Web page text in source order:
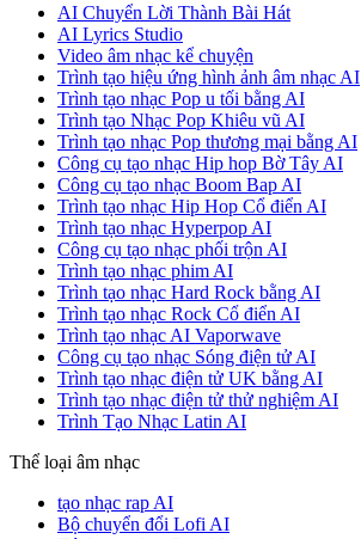
AI Chuyển Lời Thành Bài Hát
AI Lyrics Studio
Video âm nhạc kể chuyện
Trình tạo hiệu ứng hình ảnh âm nhạc AI
Trình tạo nhạc Pop u tối bằng AI
Trình tạo Nhạc Pop Khiêu vũ AI
Trình tạo nhạc Pop thương mại bằng AI
Công cụ tạo nhạc Hip hop Bờ Tây AI
Công cụ tạo nhạc Boom Bap AI
Trình tạo nhạc Hip Hop Cổ điển AI
Trình tạo nhạc Hyperpop AI
Công cụ tạo nhạc phối trộn AI
Trình tạo nhạc phim AI
Trình tạo nhạc Hard Rock bằng AI
Trình tạo nhạc Rock Cổ điển AI
Trình tạo nhạc AI Vaporwave
Công cụ tạo nhạc Sóng điện tử AI
Trình tạo nhạc điện tử UK bằng AI
Trình tạo nhạc điện tử thử nghiệm AI
Trình Tạo Nhạc Latin AI
Thể loại âm nhạc
tạo nhạc rap AI
Bộ chuyển đổi Lofi AI